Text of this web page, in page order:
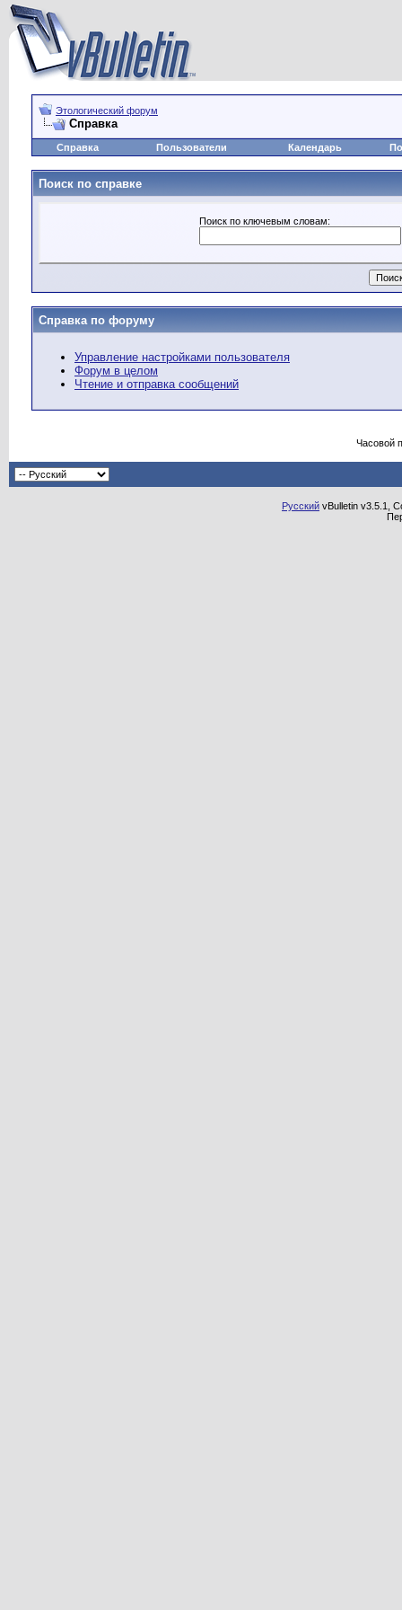
Этологический форум
Справка
Справка Пользователи Календарь
Поиск по справке
Поиск по ключевым словам:
Справка по форуму
Управление настройками пользователя
Форум в целом
Чтение и отправка сообщений
Часовой
Русский vBulletin v3.5.1,